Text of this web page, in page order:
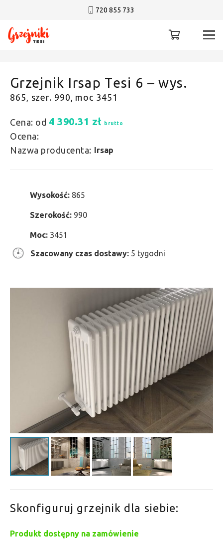
720 855 733
Grzejnik Irsap Tesi 6 – wys.
865, szer. 990, moc 3451
Cena: od 4 390.31 zł brutto
Ocena:
Nazwa producenta: Irsap
Wysokość: 865
Szerokość: 990
Moc: 3451
Szacowany czas dostawy: 5 tygodni
Skonfiguruj grzejnik dla siebie:
Produkt dostępny na zamówienie